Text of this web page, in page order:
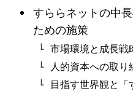
すららネットの中
ための施策
市場環境と成長戦
人的資本への取り
目指す世界観と「